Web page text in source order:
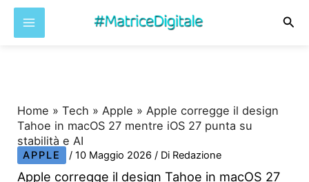
Home »Tech »Apple »Apple corregge il design
Tahoe in macOS 27 mentre iOS 27 punta su
stabilità e AI
APPLE /10 Maggio 2026/ Di Redazione
Apple corregge il design Tahoe in macOS 27